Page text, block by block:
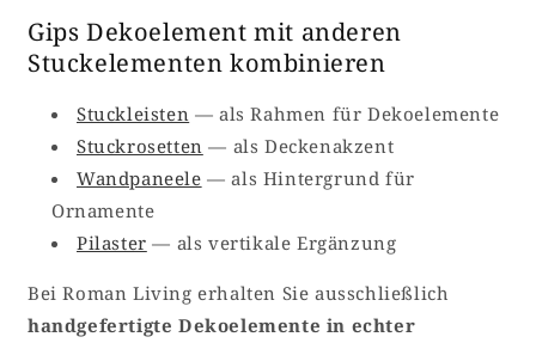
Gips Dekoelement mit anderen
Stuckelementen kombinieren
Stuckleisten — als Rahmen für Dekoelemente
Stuckrosetten — als Deckenakzent
Wandpaneele — als Hintergrund für
Ornamente
Pilaster — als vertikale Ergänzung
Bei Roman Living erhalten Sie ausschließlich
handgefertigte Dekoelemente in echter